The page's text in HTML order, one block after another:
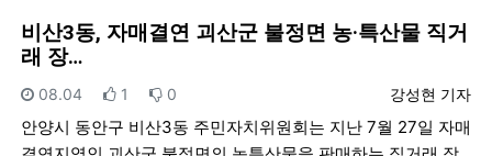
비산3동, 자매결연 괴산군 불정면 농·특산물 직거
래 장…
등록자
강성현 기자
등록일
08.04 추천
1 비추천
0
안양시 동안구 비산3동 주민자치위원회는 지난 7월 27일 자매